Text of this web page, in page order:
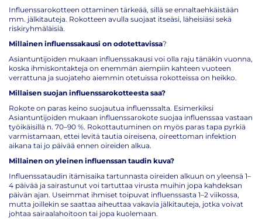
Influenssarokotteen ottaminen tärkeää, sillä se ennaltaehkäistään
mm. jälkitauteja. Rokotteen avulla suojaat itseäsi, läheisiäsi sekä
riskiryhmäläisiä.
Millainen influenssakausi on odotettavissa?
Asiantuntijoiden mukaan influenssakausi voi olla raju tänäkin vuonna,
koska ihmiskontakteja on enemmän aiempiin kahteen vuoteen
verrattuna ja suojateho aiemmin otetuissa rokotteissa on heikko.
Millaisen suojan influenssarokotteesta saa?
Rokote on paras keino suojautua influenssalta. Esimerkiksi
Asiantuntijoiden mukaan influenssarokote suojaa influenssaa vastaan
työikäisillä n. 70–90 %. Rokottautuminen on myös paras tapa pyrkiä
varmistamaan, ettei levitä tautia oireisena, oireettoman infektion
aikana tai jo päivää ennen oireiden alkua.
Millainen on yleinen influenssan taudin kuva?
Influenssataudin itämisaika tartunnasta oireiden alkuun on yleensä 1–
4 päivää ja sairastunut voi tartuttaa virusta muihin jopa kahdeksan
päivän ajan. Useimmat ihmiset toipuvat influenssasta 1–2 viikossa,
mutta joillekin se saattaa aiheuttaa vakavia jälkitauteja, jotka voivat
johtaa sairaalahoitoon tai jopa kuolemaan.